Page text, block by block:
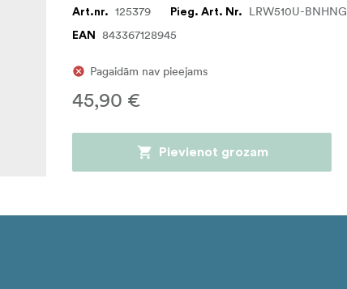
Art.nr. 125379 Pieg. Art. Nr. LRW510U-BNHNG
EAN 843367128945
Pagaidām nav pieejams
45,90 €
Pievienot grozam